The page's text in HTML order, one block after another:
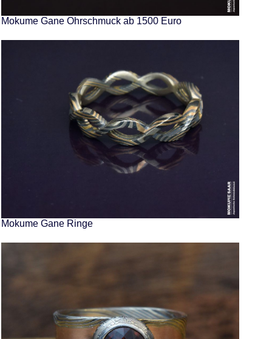
Mokume Gane Ohrschmuck ab 1500 Euro
Mokume Gane Ringe